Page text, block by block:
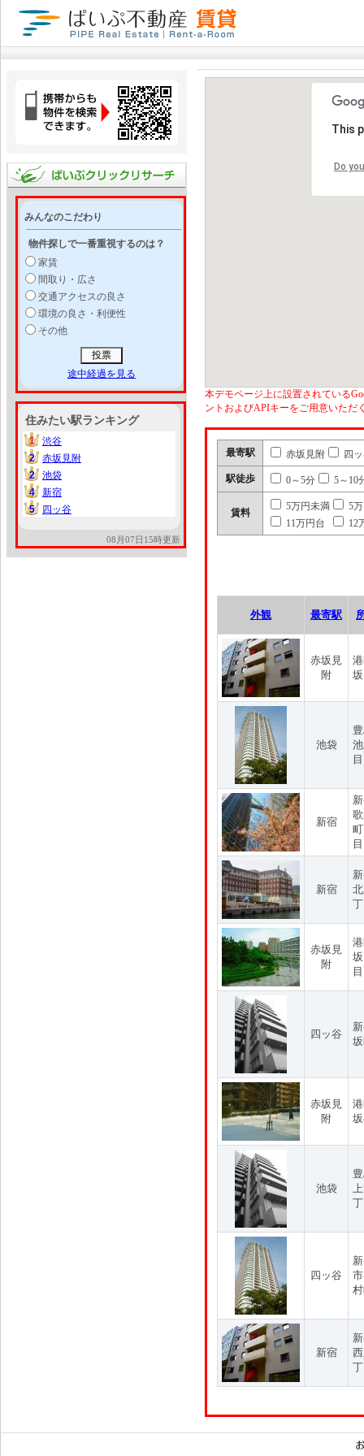
みんなのこだわり
物件探しで一番重視するのは？
家賃
間取り・広さ
交通アクセスの良さ
環境の良さ・利便性
その他
途中経過を見る
住みたい駅ランキング
1
1
渋谷
2
2
赤坂見附
2
2
池袋
4
4
新宿
5
5 四ッ谷
08月07日15時更新
This
Do
本デモページ上に設置されている
ントおよびAPIキーをご用意いただ
最寄駅 赤坂見附 四
駅徒歩 0～5分 5～10
賃料
5万円未満
5
11万円台
12
外観 最寄駅
赤坂見
附
池袋
目
新宿
目
新宿
赤坂見
附
目
四ッ谷
赤坂見
附
池袋
四ッ谷
新宿